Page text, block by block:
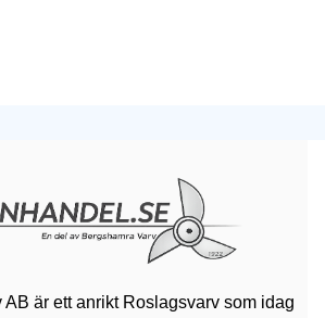
AB är ett anrikt Roslagsvarv som idag